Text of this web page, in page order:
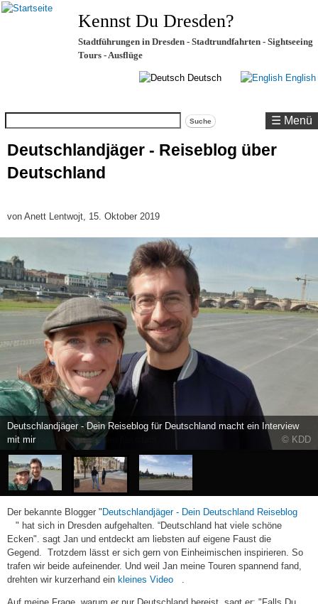
Kennst Du Dresden?
Stadtführungen in Dresden - Stadtrundfahrten - Sightseeing
Tours - Ausflüge
Deutsch English
☰ Menü
Deutschlandjäger - Reiseblog über
Deutschland
von Anett Lentwojt, 15. Oktober 2019
Filmaufnahmen in Dresden Neustadt © KDD
Der bekannte Blogger " Deutschlandjäger - Dein Deutschland Reiseblog
(link
is
external)
" hat sich in Dresden aufgehalten. “Deutschland hat viele schöne
Ecken". sagt Jan und entdeckt am liebsten auf eigene Faust die
Gegend. Trotzdem lässt er sich gern von Einheimischen inspirieren. So
trafen wir beide aufeinender. Und weil Jan meine Touren spannend fand,
drehten wir kurzerhand ein kleines Video(link